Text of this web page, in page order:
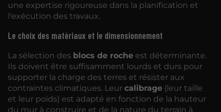
une expertise rigoureuse dans la planification et
l'exécution des travaux.
Le choix des matériaux et le dimensionnement
La sélection des blocs de roche est déterminante.
Ils doivent être suffisamment lourds et durs pour
supporter la charge des terres et résister aux
contraintes climatiques. Leur calibrage (leur taille
et leur poids) est adapté en fonction de la hauteur
du mur à construire et de la nature du terrain à